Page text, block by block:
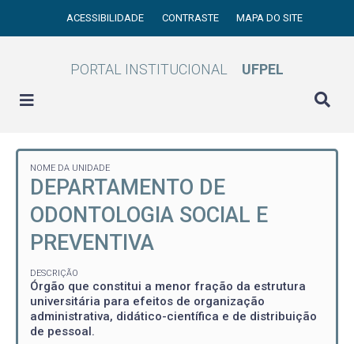
ACESSIBILIDADE CONTRASTE MAPA DO SITE
PORTAL INSTITUCIONAL UFPEL
NOME DA UNIDADE
DEPARTAMENTO DE
ODONTOLOGIA SOCIAL E
PREVENTIVA
DESCRIÇÃO
Órgão que constitui a menor fração da estrutura
universitária para efeitos de organização
administrativa, didático-científica e de distribuição
de pessoal.